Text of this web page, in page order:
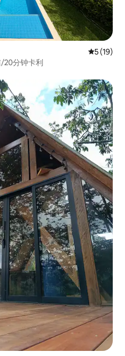
平均评分
5 (19)
20分钟卡利